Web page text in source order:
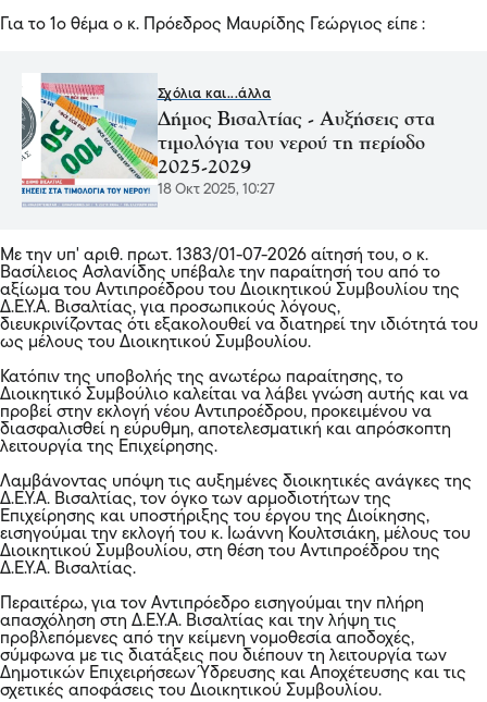
Για το 1ο θέμα ο κ. Πρόεδρος Μαυρίδης Γεώργιος είπε :
Σχόλια και...άλλα
Δήμος Βισαλτίας - Αυξήσεις στα
τιμολόγια του νερού τη περίοδο
2025-2029
18 Οκτ 2025, 10:27
Με την υπ' αριθ. πρωτ. 1383/01-07-2026 αίτησή του, ο κ.
Βασίλειος Ασλανίδης υπέβαλε την παραίτησή του από το
αξίωμα του Αντιπροέδρου του Διοικητικού Συμβουλίου της
Δ.Ε.Υ.Α. Βισαλτίας, για προσωπικούς λόγους,
διευκρινίζοντας ότι εξακολουθεί να διατηρεί την ιδιότητά του
ως μέλους του Διοικητικού Συμβουλίου.
Κατόπιν της υποβολής της ανωτέρω παραίτησης, το
Διοικητικό Συμβούλιο καλείται να λάβει γνώση αυτής και να
προβεί στην εκλογή νέου Αντιπροέδρου, προκειμένου να
διασφαλισθεί η εύρυθμη, αποτελεσματική και απρόσκοπτη
λειτουργία της Επιχείρησης.
Λαμβάνοντας υπόψη τις αυξημένες διοικητικές ανάγκες της
Δ.Ε.Υ.Α. Βισαλτίας, τον όγκο των αρμοδιοτήτων της
Επιχείρησης και υποστήριξης του έργου της Διοίκησης,
εισηγούμαι την εκλογή του κ. Ιωάννη Κουλτσιάκη, μέλους του
Διοικητικού Συμβουλίου, στη θέση του Αντιπροέδρου της
Δ.Ε.Υ.Α. Βισαλτίας.
Περαιτέρω, για τον Αντιπρόεδρο εισηγούμαι την πλήρη
απασχόληση στη Δ.Ε.Υ.Α. Βισαλτίας και την λήψη τις
προβλεπόμενες από την κείμενη νομοθεσία αποδοχές,
σύμφωνα με τις διατάξεις που διέπουν τη λειτουργία των
Δημοτικών Επιχειρήσεων Ύδρευσης και Αποχέτευσης και τις
σχετικές αποφάσεις του Διοικητικού Συμβουλίου.